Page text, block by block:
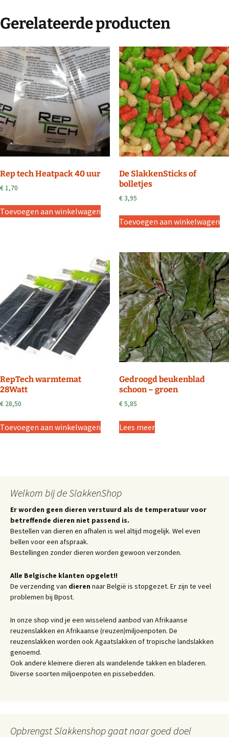
Gerelateerde producten
Rep tech Heatpack 40 uur
€1,70
Toevoegen aan winkelwagen
De SlakkenSticks of
bolletjes
€3,95
Toevoegen aan winkelwagen
RepTech warmtemat
28Watt
€ 28,50
Toevoegen aan winkelwagen
Gedroogd beukenblad
schoon – groen
€5,85
Lees meer
Welkom bij de SlakkenShop
Er worden geen dieren verstuurd als de temperatuur voor
betreffende dieren niet passend is.
Bestellen van dieren en afhalen is wel altijd mogelijk. Wel even
bellen voor een afspraak.
Bestellingen zonder dieren worden gewoon verzonden.
Alle Belgische klanten opgelet!!
De verzending van dieren naar België is stopgezet. Er zijn te veel
problemen bij Bpost.
In onze shop vind je een wisselend aanbod van Afrikaanse
reuzenslakken en Afrikaanse (reuzen)miljoenpoten. De
reuzenslakken worden ook Agaatslakken of tropische landslakken
genoemd.
Ook andere kleinere dieren als wandelende takken en bladeren.
Diverse soorten miljoenpoten en pissebedden.
Opbrengst Slakkenshop gaat naar goed doel